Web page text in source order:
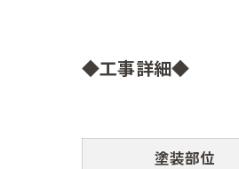
◆工事詳細◆
塗装部位